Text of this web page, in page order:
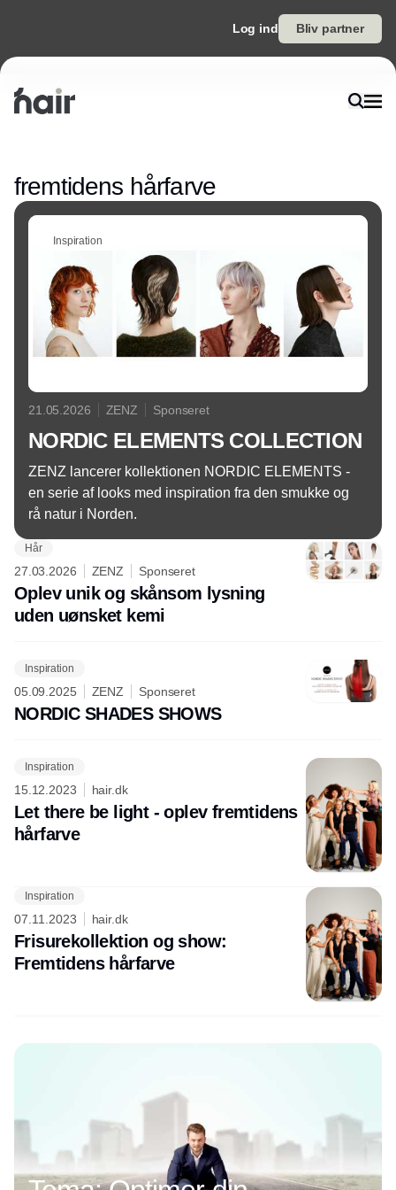
Log ind Bliv partner
fremtidens hårfarve
Inspiration
21.05.2026 ZENZ Sponseret
NORDIC ELEMENTS COLLECTION
ZENZ lancerer kollektionen NORDIC ELEMENTS -
en serie af looks med inspiration fra den smukke og
rå natur i Norden.
Hår
27.03.2026 ZENZ Sponseret
Oplev unik og skånsom lysning
uden uønsket kemi
Inspiration
05.09.2025 ZENZ Sponseret
NORDIC SHADES SHOWS
Inspiration
15.12.2023 hair.dk
Let there be light - oplev fremtidens
hårfarve
Inspiration
07.11.2023 hair.dk
Frisurekollektion og show:
Fremtidens hårfarve